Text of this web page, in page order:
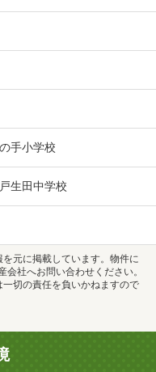
手小学校
生田中学校
を元に掲載しています。物件に
社へお問い合わせください。
切の責任を負いかねますので